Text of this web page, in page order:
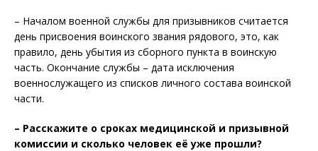
– Началом военной службы для призывников считается
день присвоения воинского звания рядового, это, как
правило, день убытия из сборного пункта в воинскую
часть. Окончание службы – дата исключения
военнослужащего из списков личного состава воинской
части.
– Расскажите о сроках медицинской и призывной
комиссии и сколько человек её уже прошли?